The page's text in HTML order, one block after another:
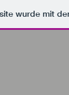
wurde mit